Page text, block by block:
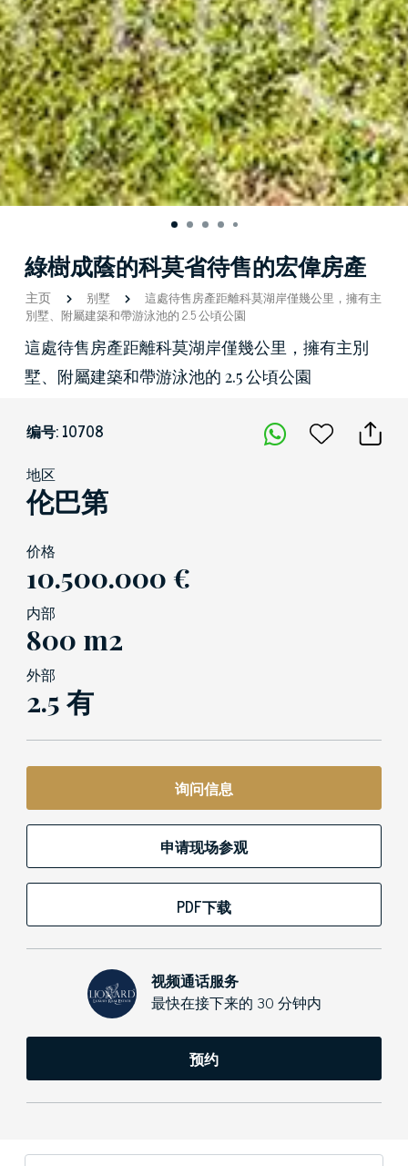
綠樹成蔭的科莫省待售的宏偉房產
主页 别墅
這處待售房產距離科莫湖岸僅幾公里，擁有主
別墅、附屬建築和帶游泳池的 2.5 公頃公園
這處待售房產距離科莫湖岸僅幾公里，擁有主別
墅、附屬建築和帶游泳池的 2.5 公頃公園
编号: 10708
地区
伦巴第
价格
10.500.000 €
内部
800 m2
外部
2.5 有
询问信息
申请现场参观
PDF下载
视频通话服务
最快在接下来的 30 分钟内
预约